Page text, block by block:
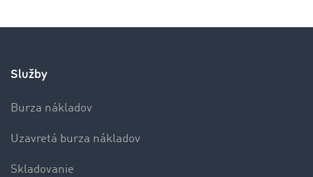
Služby
Burza nákladov
Uzavretá burza nákladov
Skladovanie